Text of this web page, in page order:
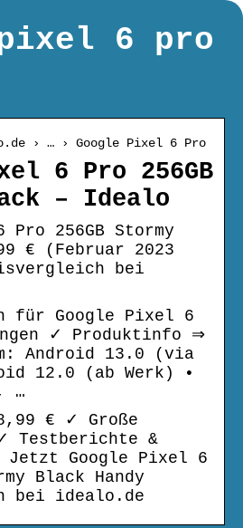
pixel 6 pro
› … › Google Pixel 6 Pro
6 Pro 256GB
– Idealo
256GB Stormy
€ (Februar 2023
bei
für Google Pixel 6
✓ Produktinfo ⇒
Android 13.0 (via
12.0 (ab Werk) •
…
€ ✓ Große
Testberichte &
Jetzt Google Pixel 6
Black Handy
bei idealo.de